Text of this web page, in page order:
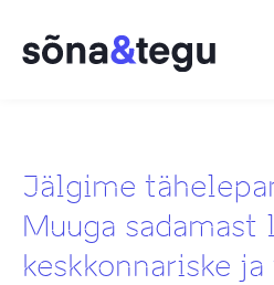
Jälgime
Muuga sadamast
keskkonnariske